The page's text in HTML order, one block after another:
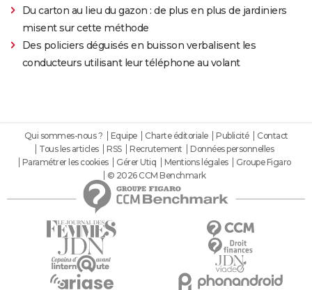
Du carton au lieu du gazon : de plus en plus de jardiniers
misent sur cette méthode
Des policiers déguisés en buisson verbalisent les
conducteurs utilisant leur téléphone au volant
Qui sommes-nous ? Equipe Charte éditoriale Publicité
Contact
Tous les articles
RSS Recrutement
Données personnelles
Paramétrer les cookies
Gérer Utiq Mentions légales
Groupe Figaro
© 2026 CCM Benchmark